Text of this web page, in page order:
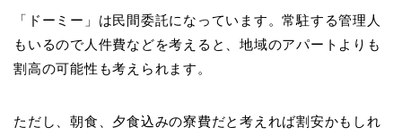
「ドーミー」は民間委託になっています。常駐する管理人
もいるので人件費などを考えると、地域のアパートよりも
割高の可能性も考えられます。
ただし、朝食、夕食込みの寮費だと考えれば割安かもしれ